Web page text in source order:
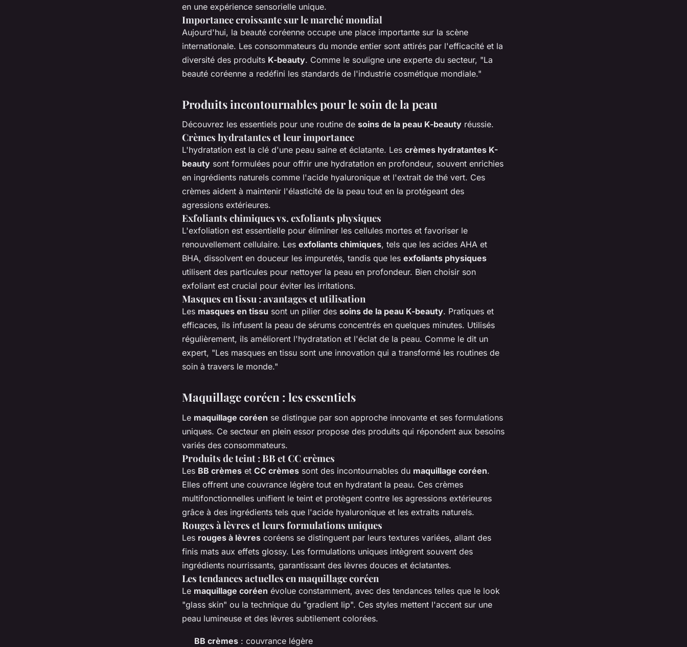
en une expérience sensorielle unique.
Importance croissante sur le marché mondial
Aujourd'hui, la beauté coréenne occupe une place importante sur la scène
internationale. Les consommateurs du monde entier sont attirés par l'efficacité et la
diversité des produits K-beauty. Comme le souligne une experte du secteur, "La
beauté coréenne a redéfini les standards de l'industrie cosmétique mondiale."
Produits incontournables pour le soin de la peau
Découvrez les essentiels pour une routine de soins de la peau K-beauty réussie.
Crèmes hydratantes et leur importance
L'hydratation est la clé d'une peau saine et éclatante. Les crèmes hydratantes K-
beauty sont formulées pour offrir une hydratation en profondeur, souvent enrichies
en ingrédients naturels comme l'acide hyaluronique et l'extrait de thé vert. Ces
crèmes aident à maintenir l'élasticité de la peau tout en la protégeant des
agressions extérieures.
Exfoliants chimiques vs. exfoliants physiques
L'exfoliation est essentielle pour éliminer les cellules mortes et favoriser le
renouvellement cellulaire. Les exfoliants chimiques, tels que les acides AHA et
BHA, dissolvent en douceur les impuretés, tandis que les exfoliants physiques
utilisent des particules pour nettoyer la peau en profondeur. Bien choisir son
exfoliant est crucial pour éviter les irritations.
Masques en tissu : avantages et utilisation
Les masques en tissu sont un pilier des soins de la peau K-beauty. Pratiques et
efficaces, ils infusent la peau de sérums concentrés en quelques minutes. Utilisés
régulièrement, ils améliorent l'hydratation et l'éclat de la peau. Comme le dit un
expert, "Les masques en tissu sont une innovation qui a transformé les routines de
soin à travers le monde."
Maquillage coréen : les essentiels
Le maquillage coréen se distingue par son approche innovante et ses formulations
uniques. Ce secteur en plein essor propose des produits qui répondent aux besoins
variés des consommateurs.
Produits de teint : BB et CC crèmes
Les BB crèmes et CC crèmes sont des incontournables du maquillage coréen.
Elles offrent une couvrance légère tout en hydratant la peau. Ces crèmes
multifonctionnelles unifient le teint et protègent contre les agressions extérieures
grâce à des ingrédients tels que l'acide hyaluronique et les extraits naturels.
Rouges à lèvres et leurs formulations uniques
Les rouges à lèvres coréens se distinguent par leurs textures variées, allant des
finis mats aux effets glossy. Les formulations uniques intègrent souvent des
ingrédients nourrissants, garantissant des lèvres douces et éclatantes.
Les tendances actuelles en maquillage coréen
Le maquillage coréen évolue constamment, avec des tendances telles que le look
"glass skin" ou la technique du "gradient lip". Ces styles mettent l'accent sur une
peau lumineuse et des lèvres subtilement colorées.
BB crèmes : couvrance légère